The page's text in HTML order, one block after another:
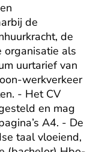
de
de
organisatie als
uurtarief van
werkverkeer
- Het CV
en mag
A4. - De
taal vloeiend,